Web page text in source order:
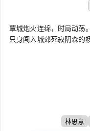
覃城炮火连绵，时局动荡
只身闯入城郊死寂阴森的
太太、疯癫的房东、神出
意彻骨。宅内怪事频发，
冥之中有什么在召唤着她
寻血亲的自己已成为
林思意